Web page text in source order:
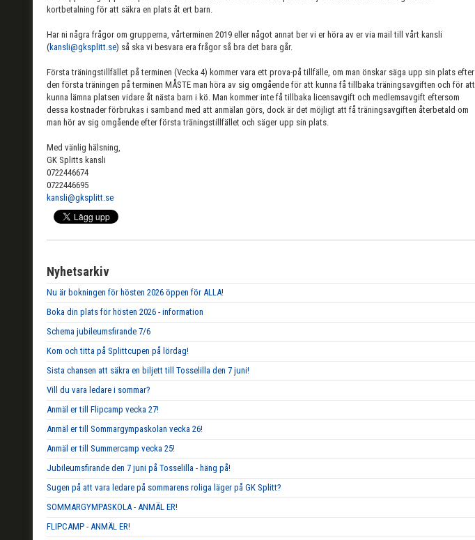
kortbetalning för att säkra en plats åt ert barn.
Har ni några frågor om grupperna, vårterminen 2019 eller något annat ber vi er höra av er via mail till vårt kansli
(kansli@gksplitt.se) så ska vi besvara era frågor så bra det bara går.
Första träningstillfället på terminen (Vecka 4) kommer vara ett prova-på tillfälle, om man önskar säga upp sin plats efter
den första träningen på terminen MÅSTE man höra av sig omgående för att kunna få tillbaka träningsavgiften och för att
kunna lämna platsen vidare åt nästa barn i kö. Man kommer inte få tillbaka licensavgift och medlemsavgift eftersom
dessa kostnader förbrukas i samband med att anmälan görs, dock är det möjligt att få träningsavgiften återbetald om
man hör av sig omgående efter första träningstillfället och säger upp sin plats.
Med vänlig hälsning,
GK Splitts kansli
0722446674
0722446695
kansli@gksplitt.se
Nyhetsarkiv
Nu är bokningen för hösten 2026 öppen för ALLA!
Boka din plats för hösten 2026 - information
Schema jubileumsfirande 7/6
Kom och titta på Splittcupen på lördag!
Sista chansen att säkra en biljett till Tosselilla den 7 juni!
Vill du vara ledare i sommar?
Anmäl er till Flipcamp vecka 27!
Anmäl er till Sommargympaskolan vecka 26!
Anmäl er till Summercamp vecka 25!
Jubileumsfirande den 7 juni på Tosselilla - häng på!
Sugen på att vara ledare på sommarens roliga läger på GK Splitt?
SOMMARGYMPASKOLA - ANMÄL ER!
FLIPCAMP - ANMÄL ER!